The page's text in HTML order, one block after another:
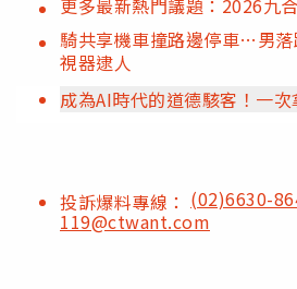
更多最新熱門議題：2026九
騎共享機車撞路邊停車…男
視器逮人
成為AI時代的道德駭客！一
投訴爆料專線： (02)6630-
119@ctwant.com